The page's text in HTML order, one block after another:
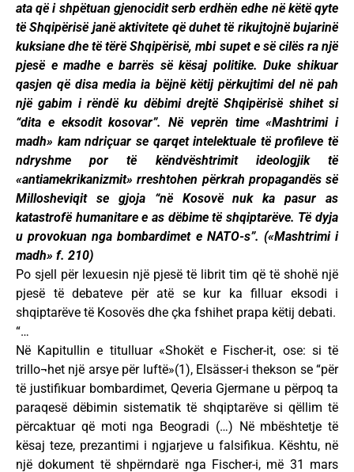
ata që i shpëtuan gjenocidit serb erdhën edhe në këtë qyte
të Shqipërisë janë aktivitete që duhet të rikujtojnë bujarinë
kuksiane dhe të tërë Shqipërisë, mbi supet e së cilës ra një
pjesë e madhe e barrës së kësaj politike. Duke shikuar
qasjen që disa media ia bëjnë këtij përkujtimi del në pah
një gabim i rëndë ku dëbimi drejtë Shqipërisë shihet si
“dita e eksodit kosovar”. Në veprën time «Mashtrimi i
madh» kam ndriçuar se qarqet intelektuale të profileve të
ndryshme por të këndvështrimit ideologjik të
«antiamekrikanizmit» rreshtohen përkrah propagandës së
Millosheviqit se gjoja “në Kosovë nuk ka pasur as
katastrofë humanitare e as dëbime të shqiptarëve. Të dyja
u provokuan nga bombardimet e NATO-s”. («Mashtrimi i
madh» f. 210)
Po sjell për lexuesin një pjesë të librit tim që të shohë një
pjesë të debateve për atë se kur ka filluar eksodi i
shqiptarëve të Kosovës dhe çka fshihet prapa këtij debati.
“…
Në Kapitullin e titulluar «Shokët e Fischer-it, ose: si të
trillo¬het një arsye për luftë»(1), Elsässer-i thekson se “për
të justifikuar bombardimet, Qeveria Gjermane u përpoq ta
paraqesë dëbimin sistematik të shqiptarëve si qëllim të
përcaktuar që moti nga Beogradi (…) Në mbështetje të
kësaj teze, prezantimi i ngjarjeve u falsifikua. Kështu, në
një dokument të shpërndarë nga Fischer-i, më 31 mars